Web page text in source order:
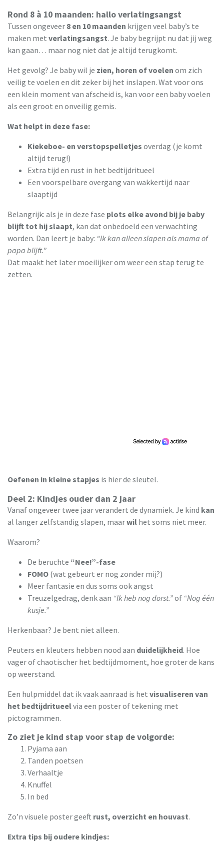
Rond 8 à 10 maanden: hallo verlatingsangst
Tussen ongeveer 8 en 10 maanden krijgen veel baby’s te
maken met verlatingsangst. Je baby begrijpt nu dat jij weg
kan gaan… maar nog niet dat je altijd terugkomt.
Het gevolg? Je baby wil je zien, horen of voelen om zich
veilig te voelen en dit zeker bij het inslapen. Wat voor ons
een klein moment van afscheid is, kan voor een baby voelen
als een groot en onveilig gemis.
Wat helpt in deze fase:
Kiekeboe- en verstopspelletjes overdag (je komt
altijd terug!)
Extra tijd en rust in het bedtijdritueel
Een voorspelbare overgang van wakkertijd naar
slaaptijd
Belangrijk: als je in deze fase plots elke avond bij je baby
blijft tot hij slaapt, kan dat onbedoeld een verwachting
worden. Dan leert je baby: “Ik kan alleen slapen als mama of
papa blijft.”
Dat maakt het later moeilijker om weer een stap terug te
zetten.
Oefenen in kleine stapjes is hier de sleutel.
Deel 2: Kindjes ouder dan 2 jaar
Vanaf ongeveer twee jaar verandert de dynamiek. Je kind kan
al langer zelfstandig slapen, maarwil het soms niet meer.
Waarom?
De beruchte “Nee!”-fase
FOMO (wat gebeurt er nog zonder mij?)
Meer fantasie en dus soms ook angst
Treuzelgedrag, denk aan “Ik heb nog dorst.”of “Nog één
kusje.”
Herkenbaar? Je bent niet alleen.
Peuters en kleuters hebben nood aan duidelijkheid. Hoe
vager of chaotischer het bedtijdmoment, hoe groter de kans
op weerstand.
Een hulpmiddel dat ik vaak aanraad is het visualiseren van
het bedtijdritueel via een poster of tekening met
pictogrammen.
Zo ziet je kind stap voor stap de volgorde:
Pyjama aan
Tanden poetsen
Verhaaltje
Knuffel
In bed
Zo’n visuele poster geeft rust, overzicht en houvast.
Extra tips bij oudere kindjes: